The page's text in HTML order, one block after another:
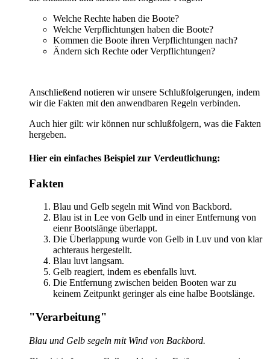
Welche Rechte haben die Boote?
Welche Verpflichtungen haben die Boote?
Kommen die Boote ihren Verpflichtungen nach?
Ändern sich Rechte oder Verpflichtungen?
Anschließend notieren wir unsere Schlußfolgerungen, indem
wir die Fakten mit den anwendbaren Regeln verbinden.
Auch hier gilt: wir können nur schlußfolgern, was die Fakten
hergeben.
Hier ein einfaches Beispiel zur Verdeutlichung:
Fakten
Blau und Gelb segeln mit Wind von Backbord.
Blau ist in Lee von Gelb und in einer Entfernung von
eienr Bootslänge überlappt.
Die Überlappung wurde von Gelb in Luv und von klar
achteraus hergestellt.
Blau luvt langsam.
Gelb reagiert, indem es ebenfalls luvt.
Die Entfernung zwischen beiden Booten war zu
keinem Zeitpunkt geringer als eine halbe Bootslänge.
"Verarbeitung"
Blau und Gelb segeln mit Wind von Backbord.